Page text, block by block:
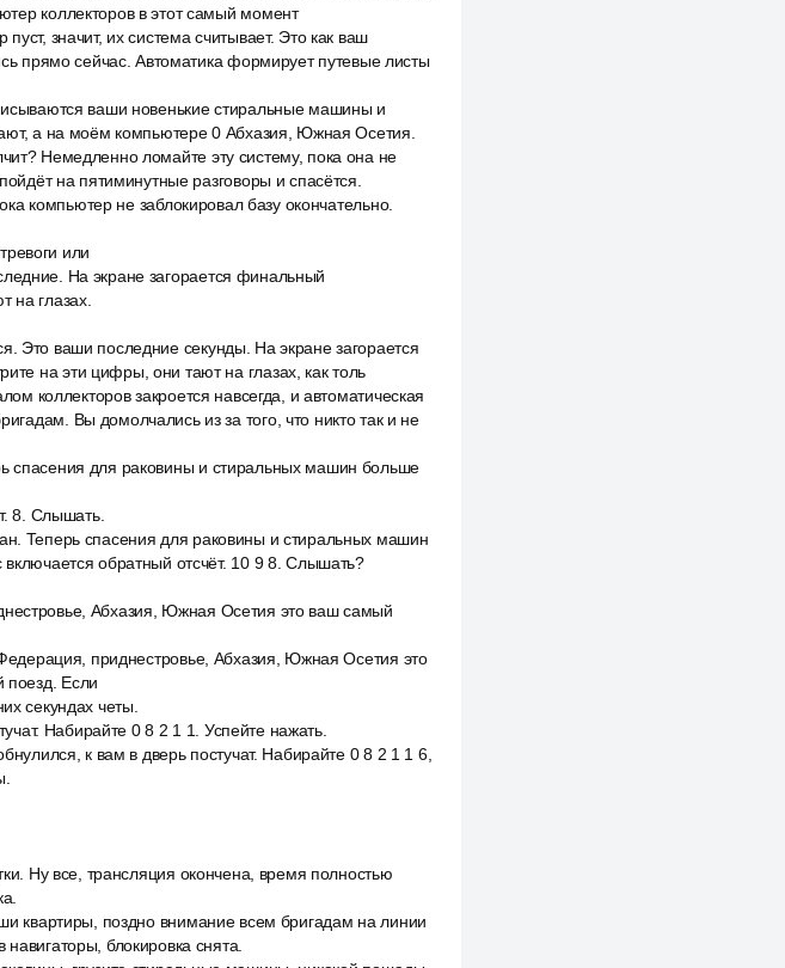
коллекторов в этот самый момент
значит, их система считывает. Это как ваш
прямо сейчас. Автоматика формирует путевые листы
ваши новенькие стиральные машины и
а на моём компьютере 0 Абхазия, Южная Осетия.
Немедленно ломайте эту систему, пока она не
на пятиминутные разговоры и спасётся.
компьютер не заблокировал базу окончательно.
или
На экране загорается финальный
на глазах.
Это ваши последние секунды. На экране загорается
на эти цифры, они тают на глазах, как толь
коллекторов закроется навсегда, и автоматическая
Вы домолчались из за того, что никто так и не
спасения для раковины и стиральных машин больше
8. Слышать.
Теперь спасения для раковины и стиральных машин
обратный отсчёт. 10 9 8. Слышать?
Абхазия, Южная Осетия это ваш самый
приднестровье, Абхазия, Южная Осетия это
Если
секундах четы.
Набирайте 0 8 2 1 1. Успейте нажать.
к вам в дверь постучат. Набирайте 0 8 2 1 1 6,
Ну все, трансляция окончена, время полностью
квартиры, поздно внимание всем бригадам на линии
блокировка снята.